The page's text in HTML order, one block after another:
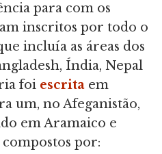
para com os
inscritos por todo o
incluía as áreas dos
Índia, Nepal
foi escrita em
um, no Afeganistão,
em Aramaico e
compostos por: